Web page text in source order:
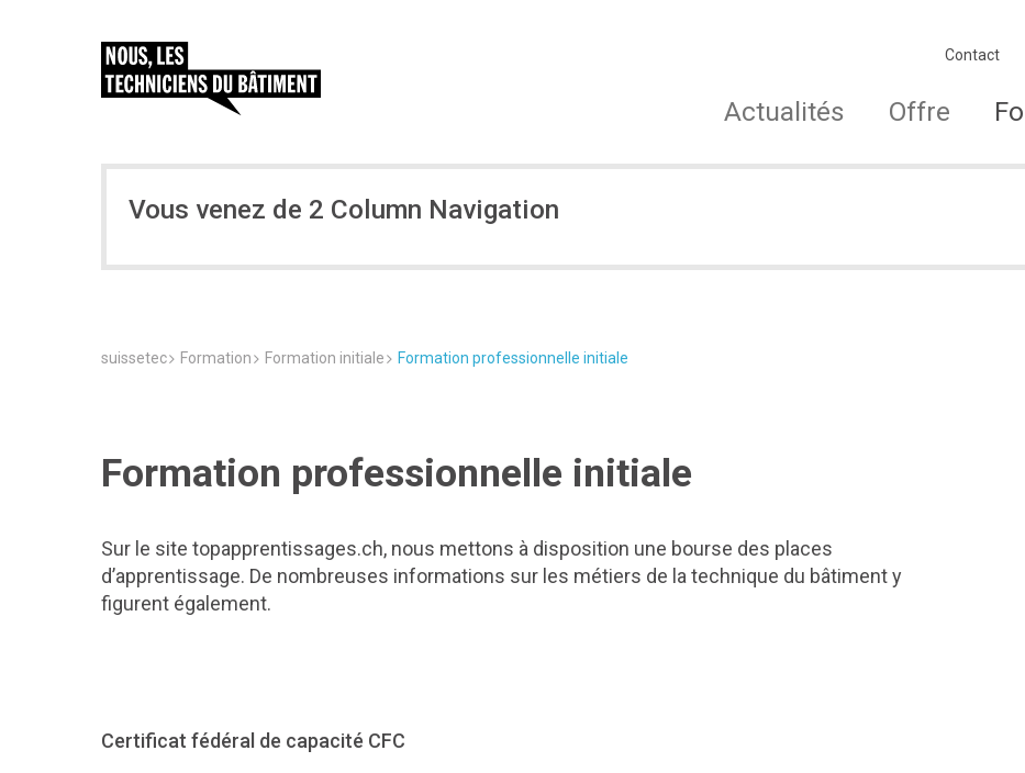
Contact
Actualités Offre
Vous venez de 2 Column Navigation
suissetec Formation Formation initiale Formation professionnelle initiale
Formation professionnelle initiale
Sur le site topapprentissages.ch, nous mettons à disposition une bourse des places
d’apprentissage. De nombreuses informations sur les métiers de la technique du bâtiment y
figurent également.
Certificat fédéral de capacité CFC